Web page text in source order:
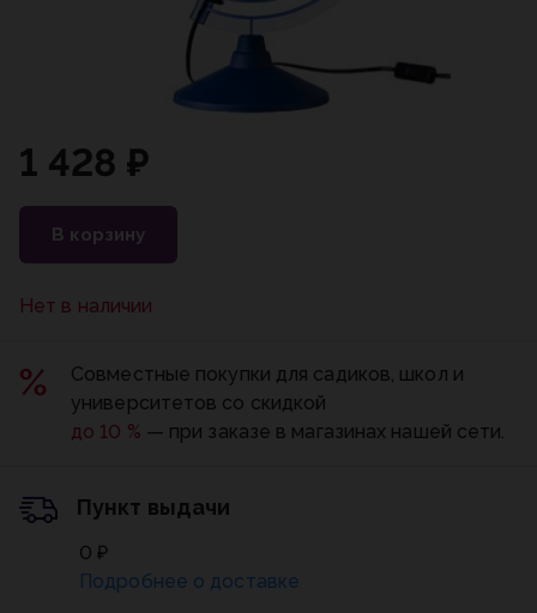
1 428 ₽
В корзину
Нет в наличии
Совместные покупки для садиков, школ и
университетов со скидкой
до 10 % — при заказе в магазинах нашей сети.
Пункт выдачи
0 ₽
Подробнее о доставке